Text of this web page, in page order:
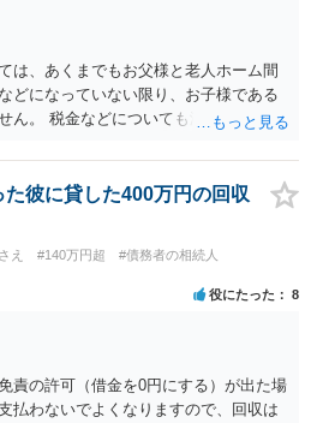
は、あくまでもお父様と老人ホーム間
どになっていない限り、お子様である
ん。 税金などについても滞納している
いう連絡が役所から来ますが、できな
相続が開始した場合については先述の
ご相談者さまがお考えのほど強いもの
余力の範囲で認められるものです。 親
の条文はありません。 また、親に対す
る扶養義務に比べて弱いものです。 生
由になります。
彼に貸した400万円の回収
え #140万円超
#債務者の相続人
役にたった 8
責の許可（借金を0円にする）が出た場
払わないでよくなりますので、回収は